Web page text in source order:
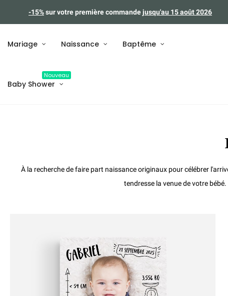
-15%sur votre première commandejusqu'au 15 août 2026
Mariage Naissance Baptême
Baby Shower
Nouveau
À la recherche defaire part naissanceoriginaux pour célébrer
tendresse la venue de votre